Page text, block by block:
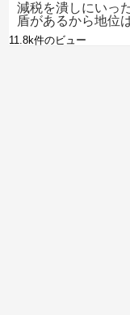
減税を潰しにいっ
盾があるから地位
11.8k件のビュー